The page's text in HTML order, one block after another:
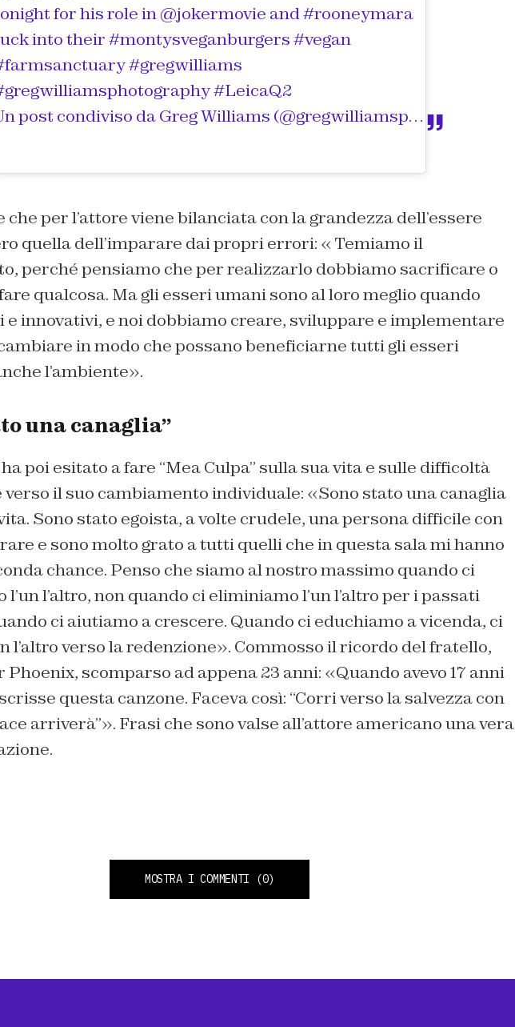
for his role in @jokermovie and #rooneymara
into their #montysveganburgers #vegan
#gregwilliams
#LeicaQ2
post condiviso daGreg Williams (@gregwilliamsphotography) in data:
che per l’attore viene bilanciata con la grandezza dell’essere
quella dell’imparare dai propri errori: « Temiamo il
perché pensiamo che per realizzarlo dobbiamo sacrificare o
qualcosa. Ma gli esseri umani sono al loro meglio quando
e innovativi, e noi dobbiamo creare, sviluppare e implementare
in modo che possano beneficiarne tutti gli esseri
l’ambiente».
una canaglia”
poi esitato a fare “Mea Culpa” sulla sua vita e sulle difficoltà
il suo cambiamento individuale: «Sono stato una canaglia
Sono stato egoista, a volte crudele, una persona difficile con
e sono molto grato a tutti quelli che in questa sala mi hanno
chance. Penso che siamo al nostro massimo quando ci
l’altro, non quando ci eliminiamo l’un l’altro per i passati
ci aiutiamo a crescere. Quando ci educhiamo a vicenda, ci
l’altro verso la redenzione». Commosso il ricordo del fratello,
Phoenix, scomparso ad appena 23 anni: «Quando avevo 17 anni
questa canzone. Faceva così: “Corri verso la salvezza con
arriverà”». Frasi che sono valse all’attore americano una vera
MOSTRA I COMMENTI (0)